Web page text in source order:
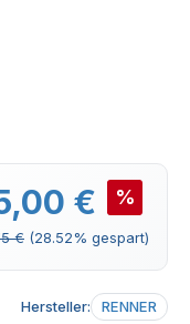
€ %
Preis:
€ (28.52% gespart)
Hersteller: RENNER